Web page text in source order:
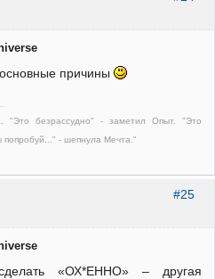
причины
"Это безрассудно" - заметил Опыт. "Это
попробуй..." - шепнула Мечта."
#25
«ОХ*ЕННО» – другая